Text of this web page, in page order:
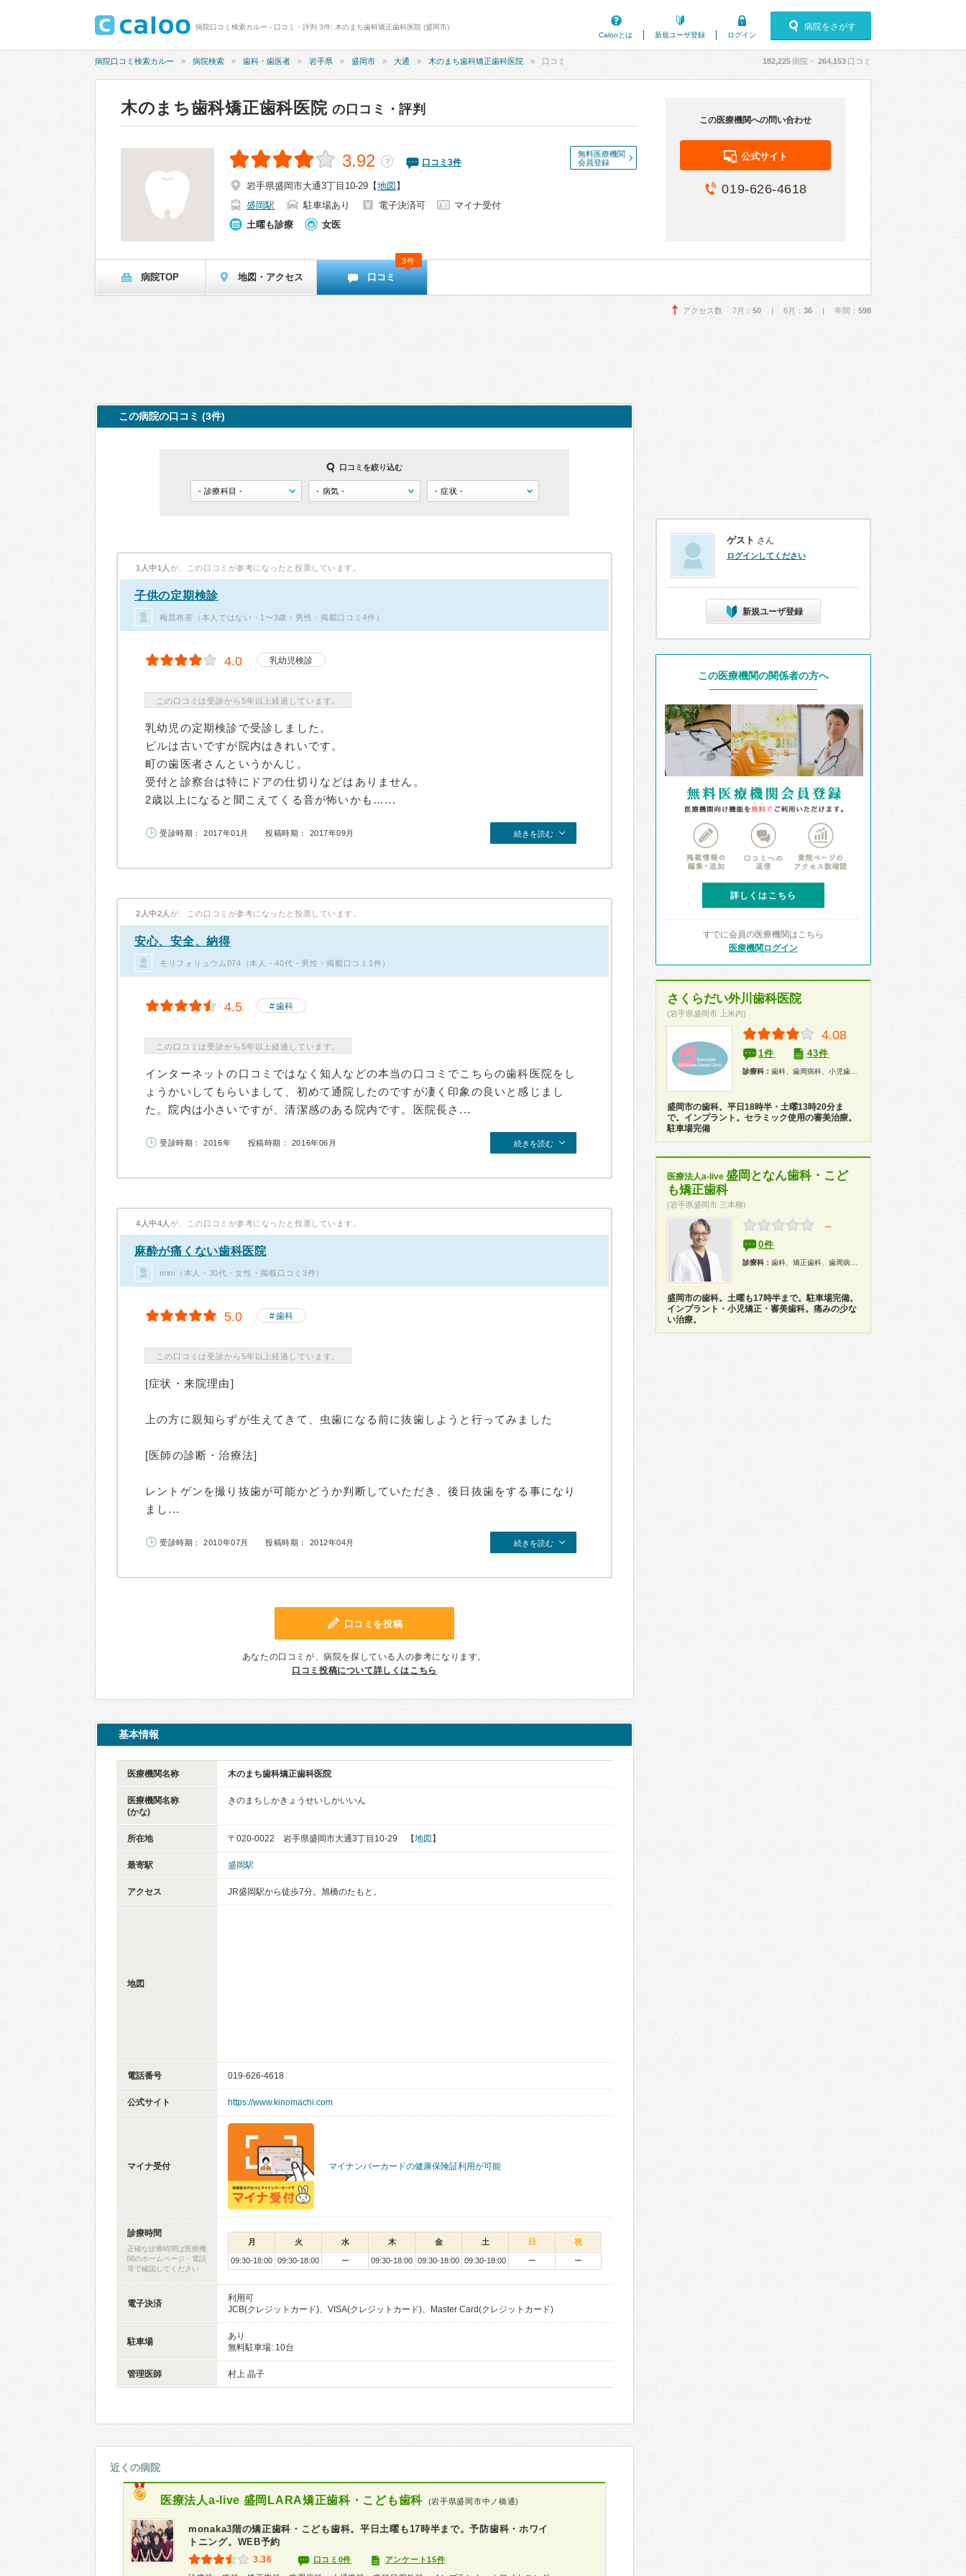
病院口コミ検索カルー - 口コミ・評判 3件: 木のまち歯科矯正歯科医院 (盛岡市)
Calooとは
新規ユーザ登録 ログイン
病院をさがす
病院口コミ検索カルー 病院検索 歯科・歯医者 岩手県 盛岡市 大通 木のまち歯科矯正歯科医院 口コミ 182,225病院・ 264,153 口コミ
木のまち歯科矯正歯科医院 の口コミ・評判
無料医療機関
会員登録
3.92 ？ 口コミ 3件
岩手県盛岡市大通3丁目10-29 【地図 】
盛岡駅
駐車場あり 電子決済可
マイナ受付
土曜も診療
女医
この医療機関への問い合わせ
公式サイト
019-626-4618
病院TOP 地図・アクセス 口コミ
3件
アクセス数 7月： 50 | 6月： 36 | 年間： 598
この病院の口コミ (3件)
口コミを絞り込む
1人中1人 が、この口コミが参考になったと投票しています。
子供の定期検診
梅昆布茶（本人ではない・1〜3歳・男性・掲載口コミ4件）
4.0 乳幼児検診
この口コミは受診から5年以上経過しています。
乳幼児の定期検診で受診しました。
ビルは古いですが院内はきれいです。
町の歯医者さんというかんじ。
受付と診察台は特にドアの仕切りなどはありません。
2歳以上になると聞こえてくる音が怖いかも…...
受診時期： 2017年01月 投稿時期： 2017年09月 続きを読む
2人中2人 が、この口コミが参考になったと投票しています。
安心、安全、納得
モリフォリュウム074（本人・40代・男性・掲載口コミ1件）
4.5 歯科
この口コミは受診から5年以上経過しています。
インターネットの口コミではなく知人などの本当の口コミでこちらの歯科医院をし
ょうかいしてもらいまして、初めて通院したのですが凄く印象の良いと感じまし
た。院内は小さいですが、清潔感のある院内です。医院長さ...
受診時期： 2016年 投稿時期： 2016年06月 続きを読む
4人中4人 が、この口コミが参考になったと投票しています。
麻酔が痛くない歯科医院
mini（本人・30代・女性・掲載口コミ3件）
5.0 歯科
この口コミは受診から5年以上経過しています。
[症状・来院理由]
上の方に親知らずが生えてきて、虫歯になる前に抜歯しようと行ってみました
[医師の診断・治療法]
レントゲンを撮り抜歯が可能かどうか判断していただき、後日抜歯をする事になり
まし...
受診時期： 2010年07月 投稿時期： 2012年04月 続きを読む
口コミを投稿
あなたの口コミが、病院を探している人の参考になります。
口コミ投稿について詳しくはこちら
基本情報
医療機関名称 木のまち歯科矯正歯科医院
医療機関名称
(かな)
きのまちしかきょうせいしかいいん
所在地 〒020-0022 岩手県盛岡市大通3丁目10-29 【地図 】
最寄駅 盛岡駅
アクセス JR盛岡駅から徒歩7分。旭橋のたもと。
地図
電話番号 019-626-4618
公式サイト https://www.kinomachi.com
マイナ受付 マイナンバーカードの健康保険証利用が可能
診療時間
正確な診療時間は医療機
関のホームページ・電話
等で確認してください
月 火 水 木 金 土 日 祝
09:30-18:00 09:30-18:00 ー 09:30-18:00 09:30-18:00 09:30-18:00 ー ー
電子決済
利用可
JCB(クレジットカード)、VISA(クレジットカード)、Master Card(クレジットカード)
駐車場
あり
無料駐車場: 10台
管理医師 村上 晶子
近くの病院
医療法人a-live 盛岡LARA矯正歯科・こども歯科 (岩手県盛岡市中ノ橋通)
monaka3階の矯正歯科・こども歯科。平日土曜も17時半まで。予防歯科・ホワイ
トニング。WEB予約
3.36 口コミ0件 アンケート15件
ゲスト さん
ログインしてください
新規ユーザ登録
この医療機関の関係者の方へ
詳しくはこちら
すでに会員の医療機関はこちら
医療機関ログイン
さくらだい外川歯科医院
(岩手県盛岡市 上米内)
4.08
1件 43件
診療科： 歯科、歯周病科、小児歯科、歯科口腔外科、インプラント、ホワイトニング
盛岡市の歯科。平日18時半・土曜13時20分ま
で。インプラント。セラミック使用の審美治療。
駐車場完備
医療法人a-live 盛岡となん歯科・こど
も矯正歯科
(岩手県盛岡市 三本柳)
－
0件
診療科： 歯科、矯正歯科、歯周病科、小児歯科、歯科口腔外科、インプラント、ホワイトニング
盛岡市の歯科。土曜も17時半まで。駐車場完備。
インプラント・小児矯正・審美歯科。痛みの少な
い治療。